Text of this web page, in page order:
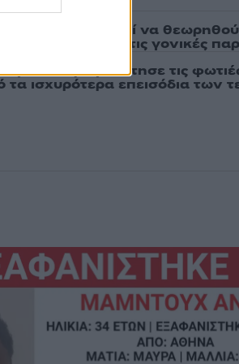
Πότε μπορεί να
– Τι ισχυεί για τις γονικές
που τροφοδότησε τις
τα ισχυρότερα επεισόδια των